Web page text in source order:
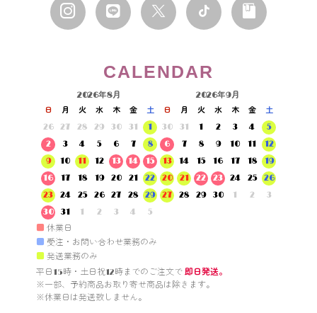
CALENDAR
2026年8月
日 月 火 水 木 金
土
26
27 28 29 30 31
1
2
3 4 5 6 7
8
9
10 11 12 13 14
15
16
17 18 19 20 21
22
23
24 25 26 27 28
29
30
31 1 2 3 4 5
2026年9月
日 月 火 水 木 金
土
30
31 1 2 3 4
5
6
7 8 9 10 11
12
13
14 15 16 17 18
19
20
21 22 23 24 25
26
27
28 29 30 1 2 3
■ 休業日
■ 受注・お問い合わせ業務のみ
■ 発送業務のみ
平日15時・土日祝12時までのご注文で 即日発送。
※一部、予約商品お取り寄せ商品は除きます。
※休業日は発送致しません。